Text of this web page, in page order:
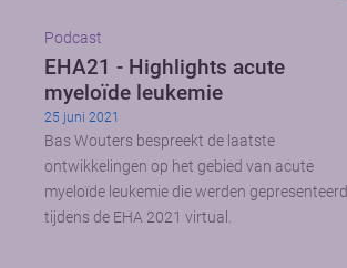
Podcast
EHA21 - Highlights acute
myeloïde leukemie
25 juni 2021
Bas Wouters bespreekt de laatste
ontwikkelingen op het gebied van acute
myeloïde leukemie die werden gepresenteerd
tijdens de EHA 2021 virtual.